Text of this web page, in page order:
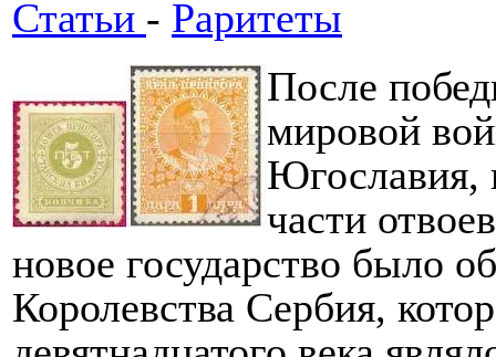
Статьи - Раритеты
После
мировой
Югославия,
части
новое государство было
Королевства Сербия,